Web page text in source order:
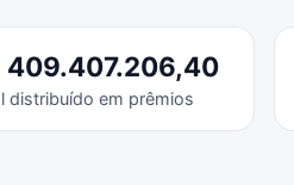
409.407.206,40
distribuído em prêmios